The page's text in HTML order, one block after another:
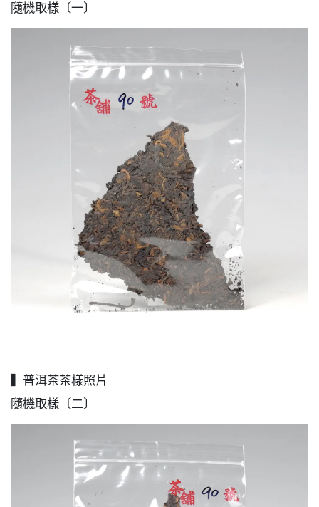
隨機取樣〔一〕
▍普洱茶茶樣照片
隨機取樣〔二〕